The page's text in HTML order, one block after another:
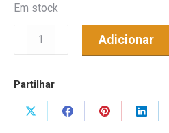
Em stock
Quantidade
X
Adicionar
Partilhar
Share
Share
Share
Share